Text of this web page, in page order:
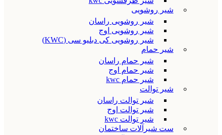
شیر روشویی
شیر روشویی راسان
شیر روشویی اوج
شیر روشویی کی دبلیو سی (KWC)
شیر حمام
شیر حمام راسان
شیر حمام اوج
شیر حمام kwc
شیر توالت
شیر توالت راسان
شیر توالت اوج
شیر توالت kwc
ست شیرآلات ساختمان